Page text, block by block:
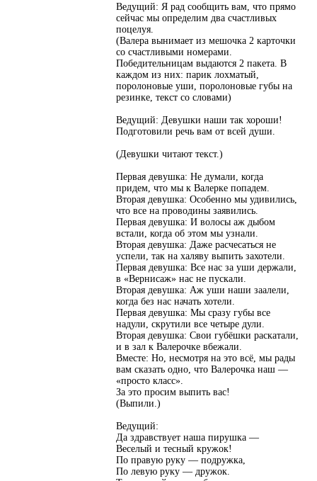
Ведущий: Я рад сообщить вам, что прямо
сейчас мы определим два счастливых
поцелуя.
(Валера вынимает из мешочка 2 карточки
со счастливыми номерами.
Победительницам выдаются 2 пакета. В
каждом из них: парик лохматый,
поролоновые уши, поролоновые губы на
резинке, текст со словами)
Ведущий: Девушки наши так хороши!
Подготовили речь вам от всей души.
(Девушки читают текст.)
Первая девушка: Не думали, когда
придем, что мы к Валерке попадем.
Вторая девушка: Особенно мы удивились,
что все на проводины заявились.
Первая девушка: И волосы аж дыбом
встали, когда об этом мы узнали.
Вторая девушка: Даже расчесаться не
успели, так на халяву выпить захотели.
Первая девушка: Все нас за уши держали,
в «Вернисаж» нас не пускали.
Вторая девушка: Аж уши наши заалели,
когда без нас начать хотели.
Первая девушка: Мы сразу губы все
надули, скрутили все четыре дули.
Вторая девушка: Свои губёшки раскатали,
и в зал к Валерочке вбежали.
Вместе: Но, несмотря на это всё, мы рады
вам сказать одно, что Валерочка наш —
«просто класс».
За это просим выпить вас!
(Выпили.)
Ведущий:
Да здравствует наша пирушка —
Веселый и тесный кружок!
По правую руку — подружка,
По левую руку — дружок.